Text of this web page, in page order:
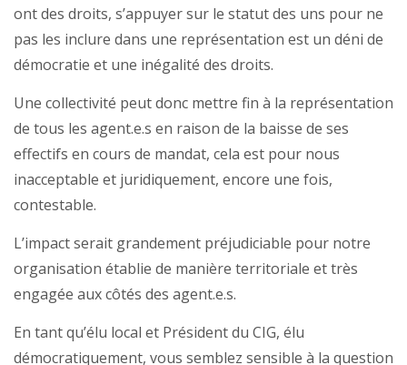
ont des droits, s’appuyer sur le statut des uns pour ne
pas les inclure dans une représentation est un déni de
démocratie et une inégalité des droits.
Une collectivité peut donc mettre fin à la représentation
de tous les agent.e.s en raison de la baisse de ses
effectifs en cours de mandat, cela est pour nous
inacceptable et juridiquement, encore une fois,
contestable.
L’impact serait grandement préjudiciable pour notre
organisation établie de manière territoriale et très
engagée aux côtés des agent.e.s.
En tant qu’élu local et Président du CIG, élu
démocratiquement, vous semblez sensible à la question